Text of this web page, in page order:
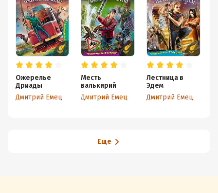
Ожерелье
Дриады
Дмитрий Емец
Месть
валькирий
Дмитрий Емец
Лестница в
Эдем
Дмитрий Емец
Еще